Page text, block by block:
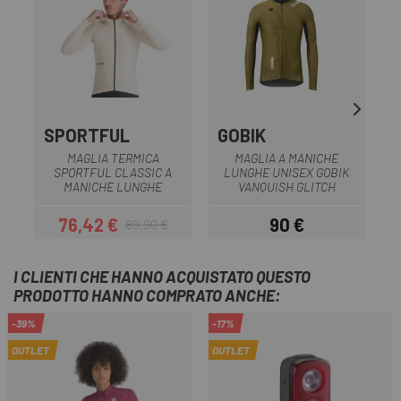
SPORTFUL
MAGLIA TERMICA
SPORTFUL CLASSIC A
MANICHE LUNGHE
Prezzo
76,42 €Prezzo base
89,90 €
GOBIK
MAGLIA A MANICHE
LUNGHE UNISEX GOBIK
VANQUISH GLITCH
Prezzo
90 €
I CLIENTI CHE HANNO ACQUISTATO QUESTO
PRODOTTO HANNO COMPRATO ANCHE:
-39%
OUTLET
-17%
OUTLET